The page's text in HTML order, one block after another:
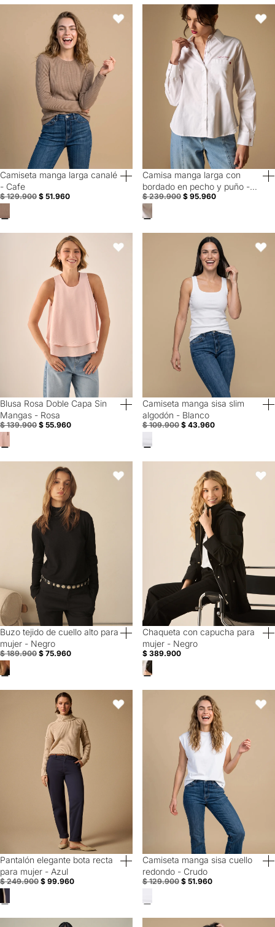
Camiseta manga larga canalé - Cafe
60% Off
30% Off
Camiseta manga larga canalé
- Cafe
$ 129.900 $ 51.960
Favoritos
Camisa manga larga con
60% Off
Camisa manga larga con
bordado en pecho y puño -
Blanco
$ 239.900 $ 95.960
Blusa Rosa Doble Capa Sin Mangas - Rosa
60% Off
Blusa Rosa Doble Capa Sin
Mangas - Rosa
$ 139.900 $ 55.960
Favoritos
Camiseta manga sisa slim
60% Off
Camiseta manga sisa slim
algodón - Blanco
$ 109.900 $ 43.960
Buzo tejido de cuello alto para mujer - Negro
60% Off
Buzo tejido de cuello alto para
mujer - Negro
$ 189.900 $ 75.960
Favoritos
40% Off
Chaqueta con capucha para
mujer - Negro
$ 389.900
Pantalón elegante bota recta para mujer - Azul
60% Off
Pantalón elegante bota recta
para mujer - Azul
$ 249.900 $ 99.960
Favoritos
Camiseta manga sisa cuello
60% Off
30% Off
Camiseta manga sisa cuello
redondo - Crudo
$ 129.900 $ 51.960
Pantalón Weekend pierna recta con ruedo doblado - Azul
Camiseta manga corta animal